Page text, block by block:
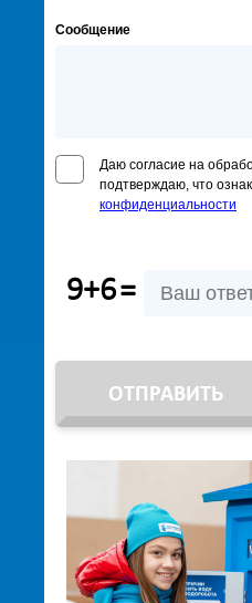
Сообщение
Даю согласие на
подтверждаю, что
конфиденциальности
9+6=
ОТПРАВИТЬ